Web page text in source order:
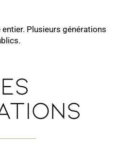
entier. Plusieurs générations